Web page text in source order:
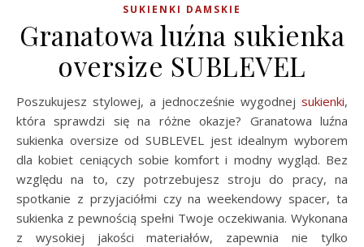
SUKIENKI DAMSKIE
Granatowa luźna sukienka
oversize SUBLEVEL
Poszukujesz stylowej, a jednocześnie wygodnej sukienki,
która sprawdzi się na różne okazje? Granatowa luźna
sukienka oversize od SUBLEVEL jest idealnym wyborem
dla kobiet ceniących sobie komfort i modny wygląd. Bez
względu na to, czy potrzebujesz stroju do pracy, na
spotkanie z przyjaciółmi czy na weekendowy spacer, ta
sukienka z pewnością spełni Twoje oczekiwania. Wykonana
z wysokiej jakości materiałów, zapewnia nie tylko